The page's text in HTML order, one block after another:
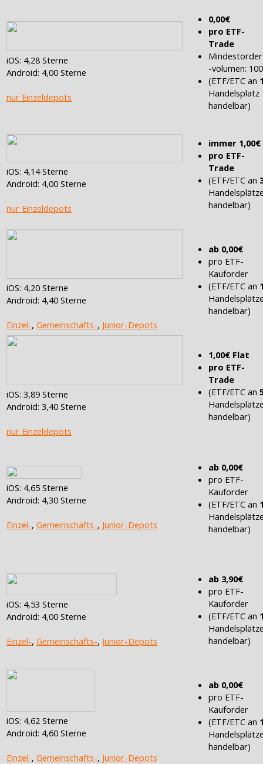
iOS: 4,28 Sterne
Android: 4,00 Sterne
nur Einzeldepots
0,00€
pro ETF-
Trade
Mindestorder
-volumen:
(ETF/ETC an
Handelsplatz
handelbar)
iOS: 4,14 Sterne
Android: 4,00 Sterne
nur Einzeldepots
immer 1,00€
pro ETF-
Trade
(ETF/ETC an
handelbar)
iOS: 4,20 Sterne
Android: 4,40 Sterne
Einzel-, Gemeinschafts-, Junior-Depots
ab 0,00€
pro ETF-
Kauforder
(ETF/ETC an
handelbar)
iOS: 3,89 Sterne
Android: 3,40 Sterne
nur Einzeldepots
1,00€ Flat
pro ETF-
Trade
(ETF/ETC an
handelbar)
iOS: 4,65 Sterne
Android: 4,30 Sterne
Einzel-, Gemeinschafts-, Junior-Depots
ab 0,00€
pro ETF-
Kauforder
(ETF/ETC an
handelbar)
iOS: 4,53 Sterne
Android: 4,00 Sterne
Einzel-, Gemeinschafts-, Junior-Depots
ab 3,90€
pro ETF-
Kauforder
(ETF/ETC an
handelbar)
iOS: 4,62 Sterne
Android: 4,60 Sterne
Einzel-, Gemeinschafts-, Junior-Depots
ab 0,00€
pro ETF-
Kauforder
(ETF/ETC an
handelbar)